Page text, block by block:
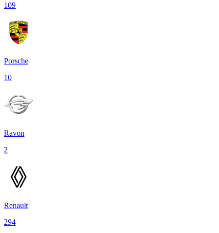
109
Porsche
10
Ravon
2
Renault
294